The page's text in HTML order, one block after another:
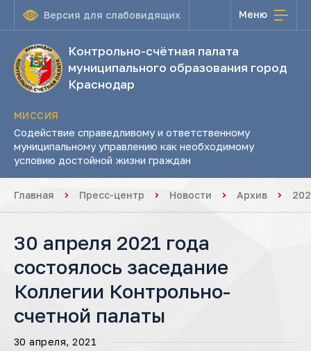
Версия для слабовидящих Меню
Контрольно-счётная палата
муниципального образования город
Краснодар
МИССИЯ
Содействие справедливому и ответственному
муниципальному управлению как необходимому
условию достойной жизни граждан
Главная Пресс-центр Новости Архив
30 апреля 2021 года
состоялось заседание
Коллегии Контрольно-
счетной палаты
30 апреля, 2021